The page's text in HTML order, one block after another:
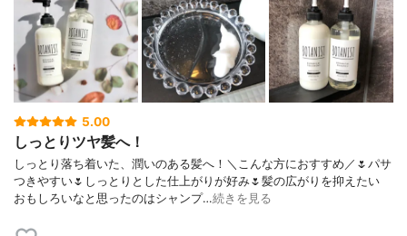
5.00
しっとりツヤ髪へ！
しっとり落ち着いた、潤いのある髪へ！＼こんな方におすすめ／🌷パサ
つきやすい🌷しっとりとした仕上がりが好み🌷髪の広がりを抑えたい
おもしろいなと思ったのはシャンプ…続きを見る